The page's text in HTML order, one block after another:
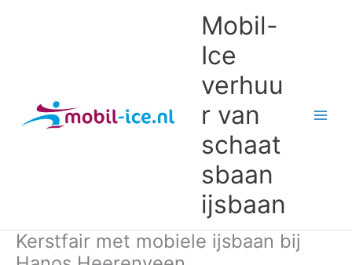
Mobil-
Ice
verhuu
r van
schaat
sbaan
ijsbaan
Kerstfair met mobiele ijsbaan bij